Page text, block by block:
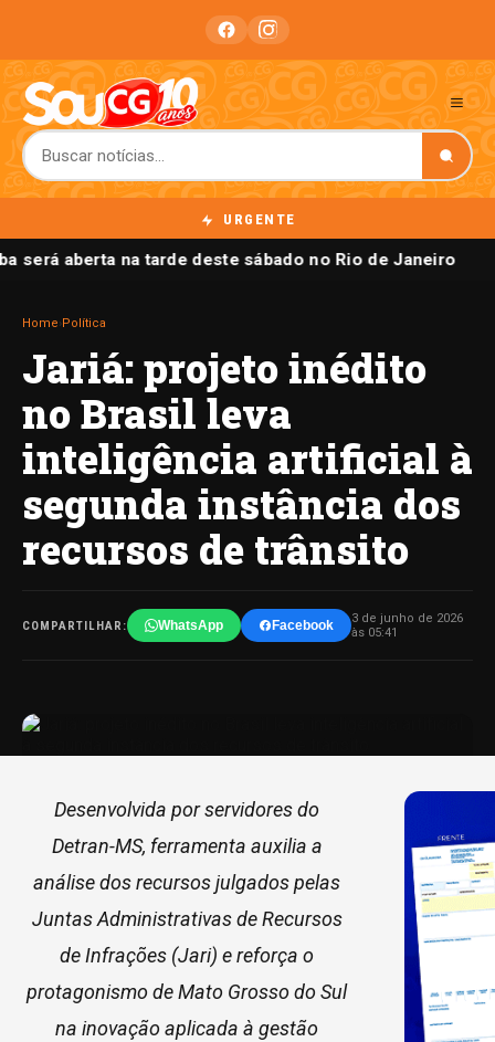
URGENTE
será aberta na tarde deste sábado no Rio de Janeiro
Home Política
Jariá: projeto inédito
no Brasil leva
inteligência artificial à
segunda instância dos
recursos de trânsito
COMPARTILHAR: WhatsApp Facebook
3 de junho de 2026
às 05:41
Desenvolvida por servidores do
Detran-MS, ferramenta auxilia a
análise dos recursos julgados pelas
Juntas Administrativas de Recursos
de Infrações (Jari) e reforça o
protagonismo de Mato Grosso do Sul
na inovação aplicada à gestão